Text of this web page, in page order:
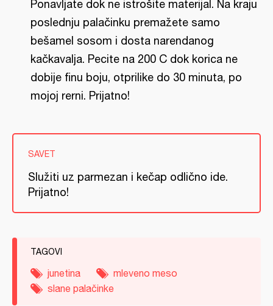
Ponavljate dok ne istrošite materijal. Na kraju
poslednju palačinku premažete samo
bešamel sosom i dosta narendanog
kačkavalja. Pecite na 200 C dok korica ne
dobije finu boju, otprilike do 30 minuta, po
mojoj rerni. Prijatno!
SAVET
Služiti uz parmezan i kečap odlično ide.
Prijatno!
TAGOVI
junetina
mleveno meso
slane palačinke